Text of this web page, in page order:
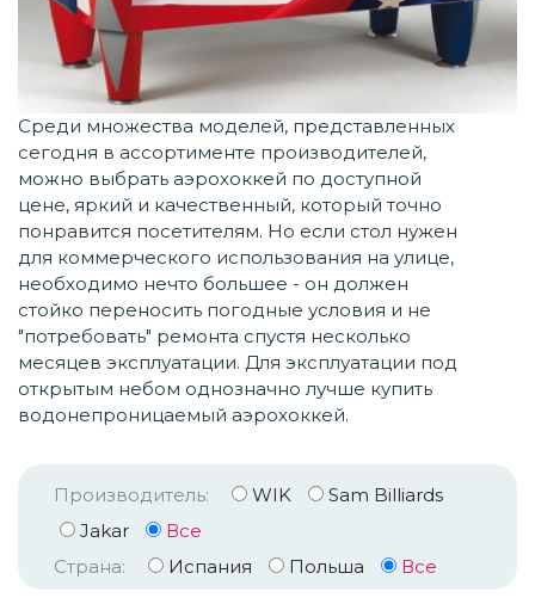
Среди множества моделей, представленных
сегодня в ассортименте производителей,
можно выбрать аэрохоккей по доступной
цене, яркий и качественный, который точно
понравится посетителям. Но если стол нужен
для коммерческого использования на улице,
необходимо нечто большее - он должен
стойко переносить погодные условия и не
"потребовать" ремонта спустя несколько
месяцев эксплуатации. Для эксплуатации под
открытым небом однозначно лучше купить
водонепроницаемый аэрохоккей.
Производитель: WIK
Sam Billiards
Jakar
Все
Страна:
Испания Польша Все